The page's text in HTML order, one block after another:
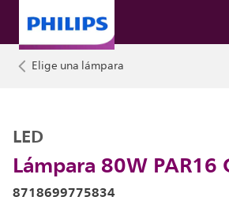
Elige una lámpara
Lámpara 80W PAR16
LED
8718699775834